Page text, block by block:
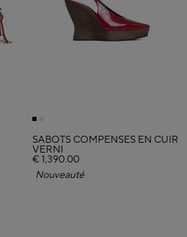
SABOTS COMPENSÉS EN CUIR
VERNI
€ 1,390.00
Nouveauté